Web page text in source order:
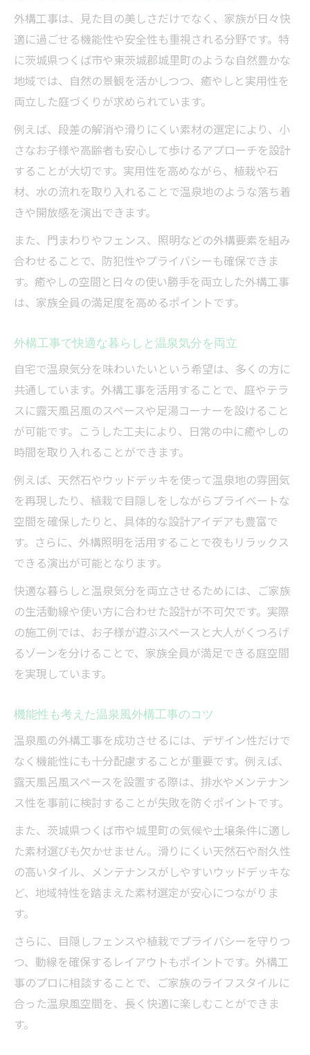
外構工事は、見た目の美しさだけでなく、家族が日々快
適に過ごせる機能性や安全性も重視される分野です。特
に茨城県つくば市や東茨城郡城里町のような自然豊かな
地域では、自然の景観を活かしつつ、癒やしと実用性を
両立した庭づくりが求められています。
例えば、段差の解消や滑りにくい素材の選定により、小
さなお子様や高齢者も安心して歩けるアプローチを設計
することが大切です。実用性を高めながら、植栽や石
材、水の流れを取り入れることで温泉地のような落ち着
きや開放感を演出できます。
また、門まわりやフェンス、照明などの外構要素を組み
合わせることで、防犯性やプライバシーも確保できま
す。癒やしの空間と日々の使い勝手を両立した外構工事
は、家族全員の満足度を高めるポイントです。
外構工事で快適な暮らしと温泉気分を両立
自宅で温泉気分を味わいたいという希望は、多くの方に
共通しています。外構工事を活用することで、庭やテラ
スに露天風呂風のスペースや足湯コーナーを設けること
が可能です。こうした工夫により、日常の中に癒やしの
時間を取り入れることができます。
例えば、天然石やウッドデッキを使って温泉地の雰囲気
を再現したり、植栽で目隠しをしながらプライベートな
空間を確保したりと、具体的な設計アイデアも豊富で
す。さらに、外構照明を活用することで夜もリラックス
できる演出が可能となります。
快適な暮らしと温泉気分を両立させるためには、ご家族
の生活動線や使い方に合わせた設計が不可欠です。実際
の施工例では、お子様が遊ぶスペースと大人がくつろげ
るゾーンを分けることで、家族全員が満足できる庭空間
を実現しています。
機能性も考えた温泉風外構工事のコツ
温泉風の外構工事を成功させるには、デザイン性だけで
なく機能性にも十分配慮することが重要です。例えば、
露天風呂風スペースを設置する際は、排水やメンテナン
ス性を事前に検討することが失敗を防ぐポイントです。
また、茨城県つくば市や城里町の気候や土壌条件に適し
た素材選びも欠かせません。滑りにくい天然石や耐久性
の高いタイル、メンテナンスがしやすいウッドデッキな
ど、地域特性を踏まえた素材選定が安心につながりま
す。
さらに、目隠しフェンスや植栽でプライバシーを守りつ
つ、動線を確保するレイアウトもポイントです。外構工
事のプロに相談することで、ご家族のライフスタイルに
合った温泉風空間を、長く快適に楽しむことができま
す。